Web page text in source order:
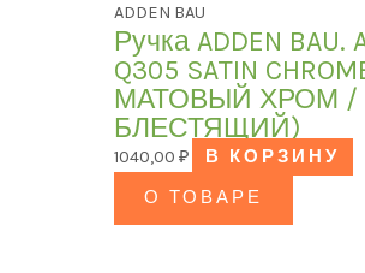
ADDEN BAU
Ручка ADDEN BAU.
Q305 SATIN
МАТОВЫЙ ХРОМ /
БЛЕСТЯЩИЙ)
1040,00₽
В КОРЗИНУ
О ТОВАРЕ